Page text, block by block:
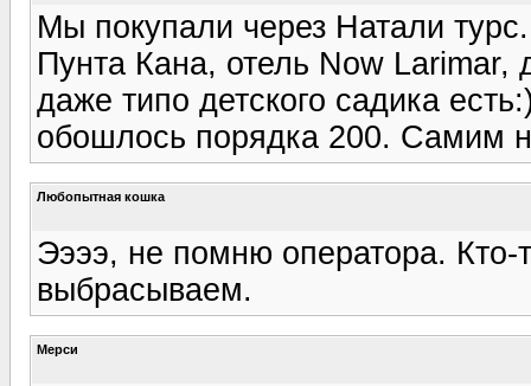
Мы покупали через Натали
Пунта Кана, отель Now Larimar,
даже типо детского садика
обошлось порядка 200. Самим
Любопытная кошка
Ээээ, не помню оператора. Кто-
выбрасываем.
Мерси